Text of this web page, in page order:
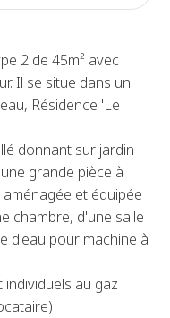
2 de 45m² avec
Il se situe dans un
Résidence 'Le
donnant sur jardin
grande pièce à
et équipée
chambre, d'une salle
d'eau pour machine à
au gaz